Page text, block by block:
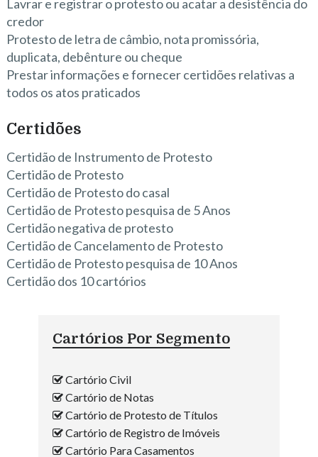
Lavrar e registrar o protesto ou acatar a desistência do
credor
Protesto de letra de câmbio, nota promissória,
duplicata, debênture ou cheque
Prestar informações e fornecer certidões relativas a
todos os atos praticados
Certidões
Certidão de Instrumento de Protesto
Certidão de Protesto
Certidão de Protesto do casal
Certidão de Protesto pesquisa de 5 Anos
Certidão negativa de protesto
Certidão de Cancelamento de Protesto
Certidão de Protesto pesquisa de 10 Anos
Certidão dos 10 cartórios
Cartórios Por Segmento
Cartório Civil
Cartório de Notas
Cartório de Protesto de Títulos
Cartório de Registro de Imóveis
Cartório Para Casamentos